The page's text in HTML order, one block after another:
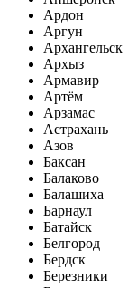
Ардон
Аргун
Архангельск
Архыз
Армавир
Артём
Арзамас
Астрахань
Азов
Баксан
Балаково
Балашиха
Барнаул
Батайск
Белгород
Бердск
Березники